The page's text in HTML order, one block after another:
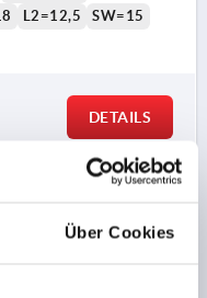
Über Cookies
L2=12,5 SW=15
DETAILS